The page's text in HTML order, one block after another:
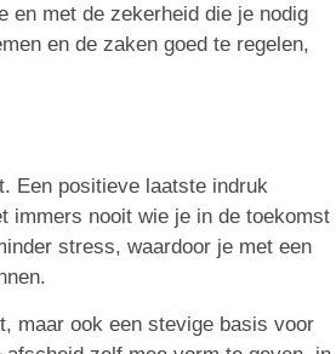
en met de zekerheid die je nodig
en de zaken goed te regelen,
Een positieve laatste indruk
immers nooit wie je in de toekomst
stress, waardoor je met een
maar ook een stevige basis voor